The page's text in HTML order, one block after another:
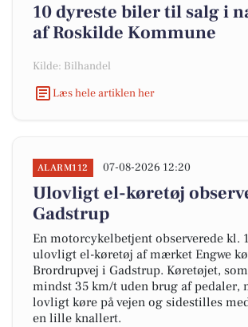
10 dyreste biler til salg i
af Roskilde Kommune
Kilde: Bilhandel
Læs hele artiklen her
ALARM112 07-08-2026 12:20
Ulovligt el-køretøj
Gadstrup
En motorcykelbetjent observerede kl.
ulovligt el-køretøj af mærket Engwe
Brordrupvej i Gadstrup. Køretøjet,
mindst 35 km/t uden brug af pedaler,
lovligt køre på vejen og sidestilles
en lille knallert.